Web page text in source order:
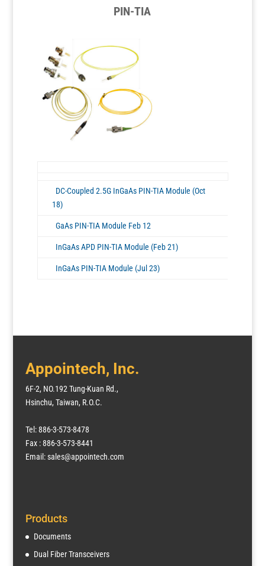
PIN-TIA
DC-Coupled 2.5G InGaAs PIN-TIA Module (Oct
18)
GaAs PIN-TIA Module Feb 12
InGaAs APD PIN-TIA Module (Feb 21)
InGaAs PIN-TIA Module (Jul 23)
Appointech, Inc.
6F-2, NO.192 Tung-Kuan Rd.,
Hsinchu, Taiwan, R.O.C.
Tel: 886-3-573-8478
Fax : 886-3-573-8441
Email: sales@appointech.com
Products
Documents
Dual Fiber Transceivers